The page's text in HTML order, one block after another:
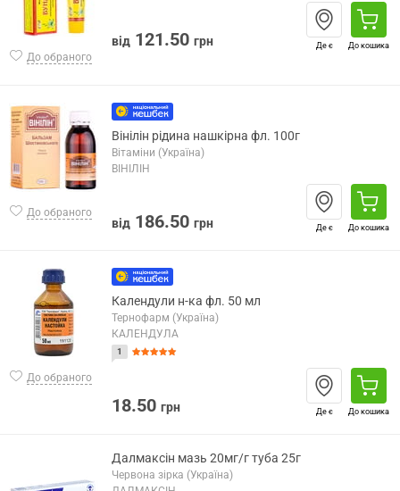
До обраного
від 121.50 грн Де є До кошика
До обраного
Вінілін рідина нашкірна фл. 100г
Вітаміни (Україна)
ВІНІЛІН
від 186.50 грн Де є До кошика
До обраного
Календули н-ка фл. 50 мл
Тернофарм (Україна)
КАЛЕНДУЛА
1
18.50 грн Де є До кошика
Далмаксін мазь 20мг/г туба 25г
Червона зірка (Україна)